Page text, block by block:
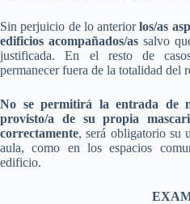
Sin perjuicio de lo anteriorlos/as
edificios acompañados/assalvo
justificada. En el resto de casos
permanecer fuera de la totalidad del
No se permitirá la entrada de
provisto/a de su propia
correctamente, será obligatorio su
aula, como en los espacios
edificio.